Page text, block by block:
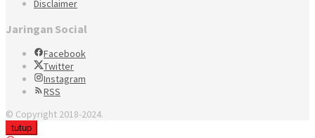
Disclaimer
Jaringan Social
Facebook
Twitter
Instagram
RSS
© Copyright 2018-2024.
tutup